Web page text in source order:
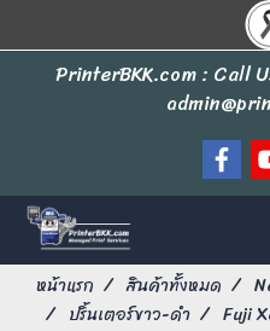
PrinterBKK.com : Call
หน้าแรก สินค้าทั้งหมด
ปริ้นเตอร์ขาว-ดำ
Fuji